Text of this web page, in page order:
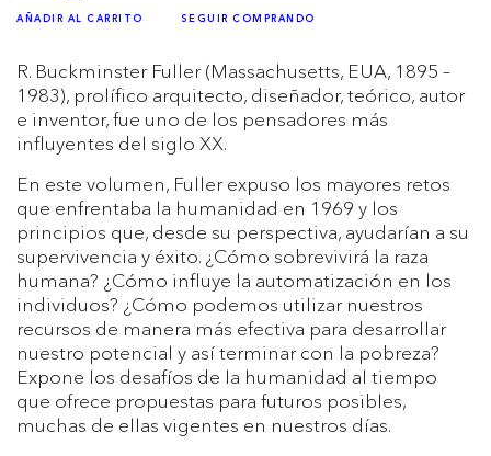
AÑADIR AL CARRITO SEGUIR COMPRANDO
R. Buckminster Fuller (Massachusetts, EUA, 1895 –
1983), prolífico arquitecto, diseñador, teórico, autor
e inventor, fue uno de los pensadores más
influyentes del siglo XX.
En este volumen, Fuller expuso los mayores retos
que enfrentaba la humanidad en 1969 y los
principios que, desde su perspectiva, ayudarían a su
supervivencia y éxito. ¿Cómo sobrevivirá la raza
humana? ¿Cómo influye la automatización en los
individuos? ¿Cómo podemos utilizar nuestros
recursos de manera más efectiva para desarrollar
nuestro potencial y así terminar con la pobreza?
Expone los desafíos de la humanidad al tiempo
que ofrece propuestas para futuros posibles,
muchas de ellas vigentes en nuestros días.